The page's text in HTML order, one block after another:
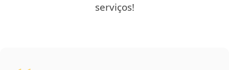
serviços!